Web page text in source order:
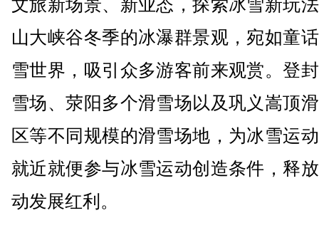
文旅新场景、新业态，探索冰雪新玩
山大峡谷冬季的冰瀑群景观，宛如童
雪世界，吸引众多游客前来观赏。登
雪场、荥阳多个滑雪场以及巩义嵩顶
区等不同规模的滑雪场地，为冰雪运
就近就便参与冰雪运动创造条件，释
动发展红利。